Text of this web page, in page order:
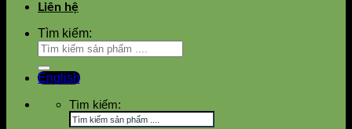
Liên hệ
Tìm kiếm:
English
Tìm kiếm: